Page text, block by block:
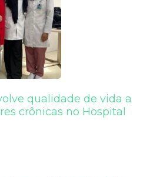
qualidade de vida a
crônicas no Hospital